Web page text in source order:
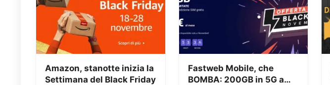
Amazon, stanotte inizia la
Settimana del Black Friday
Fastweb Mobile, che
BOMBA: 200GB in 5G a